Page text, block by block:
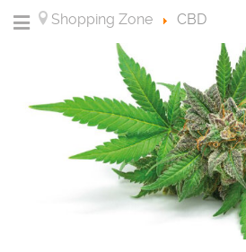
Shopping Zone CBD